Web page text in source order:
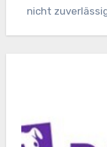
nicht